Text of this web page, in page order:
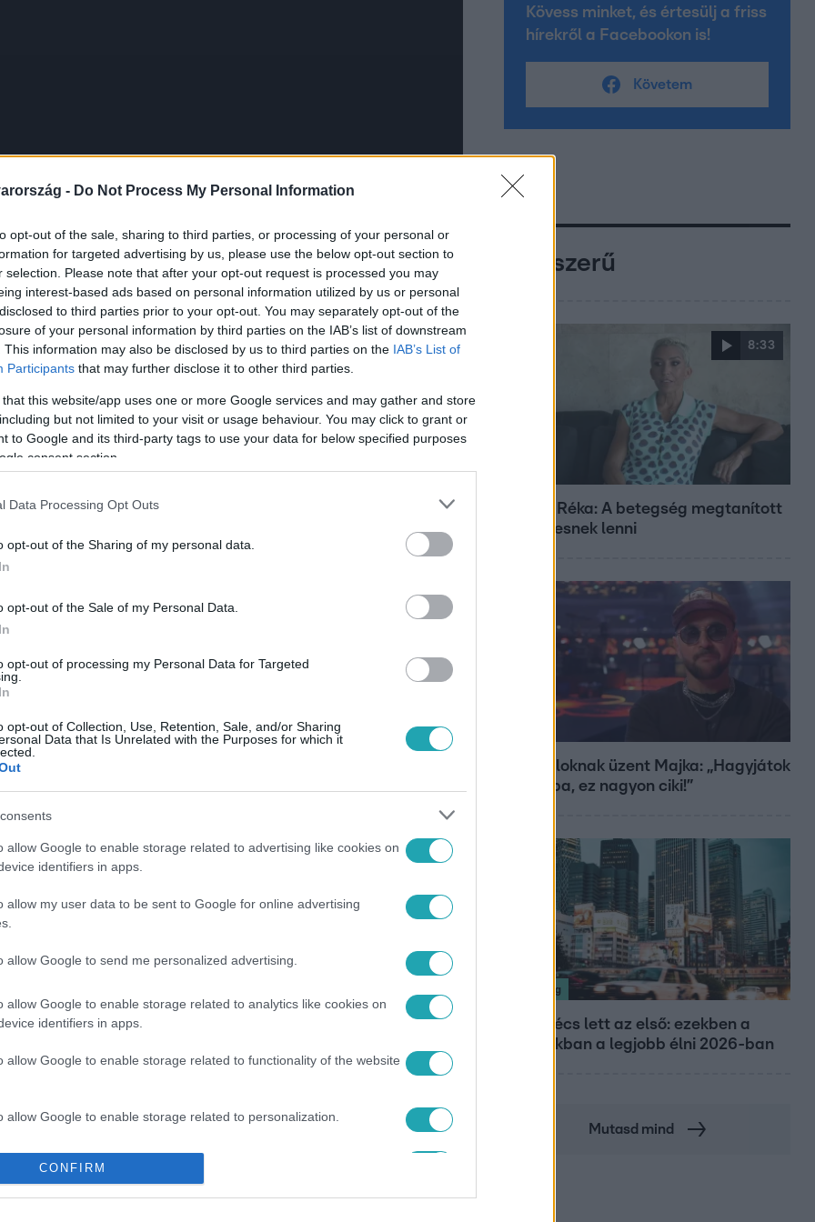
- Do Not Process My Personal Information
opt-out of the sale, sharing to third parties, or processing of your personal or
for targeted advertising by us, please use the below opt-out section to
selection. Please note that after your opt-out request is processed you may
interest-based ads based on personal information utilized by us or personal
to third parties prior to your opt-out. You may separately opt-out of the
of your personal information by third parties on the IAB’s list of downstream
This information may also be disclosed by us to third parties on the IAB’s List of
Participants that may further disclose it to other third parties.
that this website/app uses one or more Google services and may gather and store
but not limited to your visit or usage behaviour. You may click to grant or
to Google and its third-party tags to use your data for below specified purposes
consent section.
Data Processing Opt Outs
opt-out of the Sharing of my personal data.
opt-out of the Sale of my Personal Data.
opt-out of processing my Personal Data for Targeted
opt-out of Collection, Use, Retention, Sale, and/or Sharing
Data that Is Unrelated with the Purposes for which it
allow Google to enable storage related to advertising like cookies on
identifiers in apps.
allow my user data to be sent to Google for online advertising
allow Google to send me personalized advertising.
allow Google to enable storage related to analytics like cookies on
identifiers in apps.
allow Google to enable storage related to functionality of the website
allow Google to enable storage related to personalization.
allow Google to enable storage related to security, including
functionality and fraud prevention, and other user protection.
CONFIRM
így Anna és Tibi készült egy kis
kiderült a várva várt sorozat harmadik
legyen a Google-találatokban!
# LENGYEL TAMÁS #VÁLÓTÁRSAK # MEGLEPETÉS
Kövess minket, és értesülj a friss
hírekről a Facebookon is!
Követem
Népszerű
8:33
Rubint Réka: A betegség megtanított
türelmesnek lenni
A fiataloknak üzent Majka: „Hagyjátok
ezt abba, ez nagyon ciki!”
Nagyvilág
Nem Bécs lett az első: ezekben a
városokban a legjobb élni 2026-ban
Mutasd mind